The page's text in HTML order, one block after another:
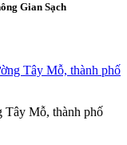
Gian Sạch
Tây Mỗ, thành phố
Mỗ, thành phố